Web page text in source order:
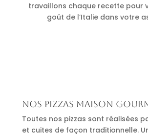
travaillons chaque recette pour
goût de l’Italie dans votre
Nos pizzas maison
Toutes nos pizzas sont réalisées
et cuites de façon traditionnelle.